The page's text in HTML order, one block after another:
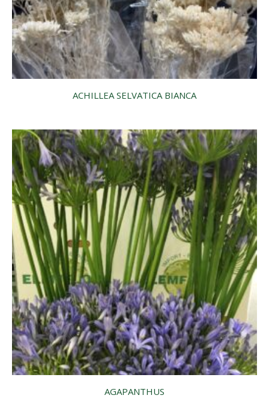
ACHILLEA SELVATICA BIANCA
AGAPANTHUS